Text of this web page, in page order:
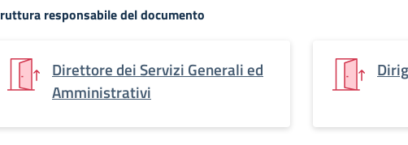
responsabile del documento
Direttore dei Servizi Generali ed
Amministrativi